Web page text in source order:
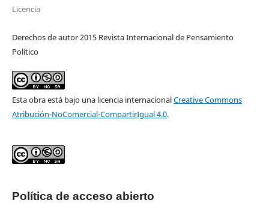
Licencia
Derechos de autor 2015 Revista Internacional de Pensamiento
Político
Esta obra está bajo una licencia internacionalCreative Commons
Atribución-NoComercial-CompartirIgual 4.0.
Política de acceso abierto